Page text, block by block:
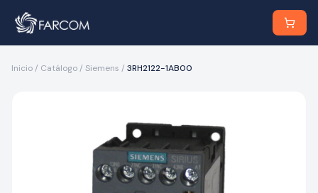
Inicio / Catálogo / Siemens / 3RH2122-1AB00